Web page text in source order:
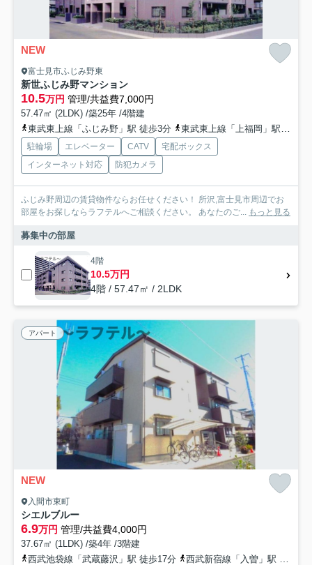
NEW
富士見市ふじみ野東
新世ふじみ野マンション
10.5万円 管理/共益費7,000円
57.47㎡ (2LDK) /築25年 /4階建
東武東上線「ふじみ野」駅 徒歩3分
東武東上線「上福岡」駅 徒歩25分
駐輪場 エレベーター CATV
宅配ボックス
インターネット対応
防犯カメラ
ふじみ野周辺の賃貸物件ならお任せください！ 所沢,富士見市周辺でお
部屋をお探しならラフテルへご相談ください。 あなたのご...
もっと見る
募集中の部屋
4階
10.5万円
4階 / 57.47㎡ / 2LDK
アパート
NEW
入間市東町
シエルブルー
6.9万円 管理/共益費4,000円
37.67㎡ (1LDK) /築4年 /3階建
西武池袋線「武蔵藤沢」駅 徒歩17分
西武新宿線「入曽」駅 徒歩33分